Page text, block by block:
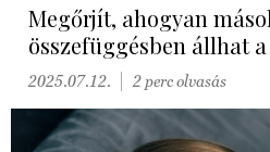
Megőrjít, ahogyan
összefüggésben állhat
2025.07.12. 2 perc olvasás